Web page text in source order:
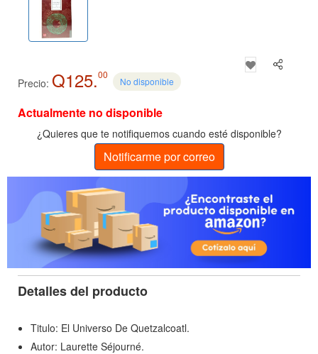
Precio: Q125.00
No disponible
Actualmente no disponible
¿Quieres que te notifiquemos cuando esté disponible?
Notificarme por correo
Detalles del producto
Titulo: El Universo De Quetzalcoatl.
Autor: Laurette Séjourné.